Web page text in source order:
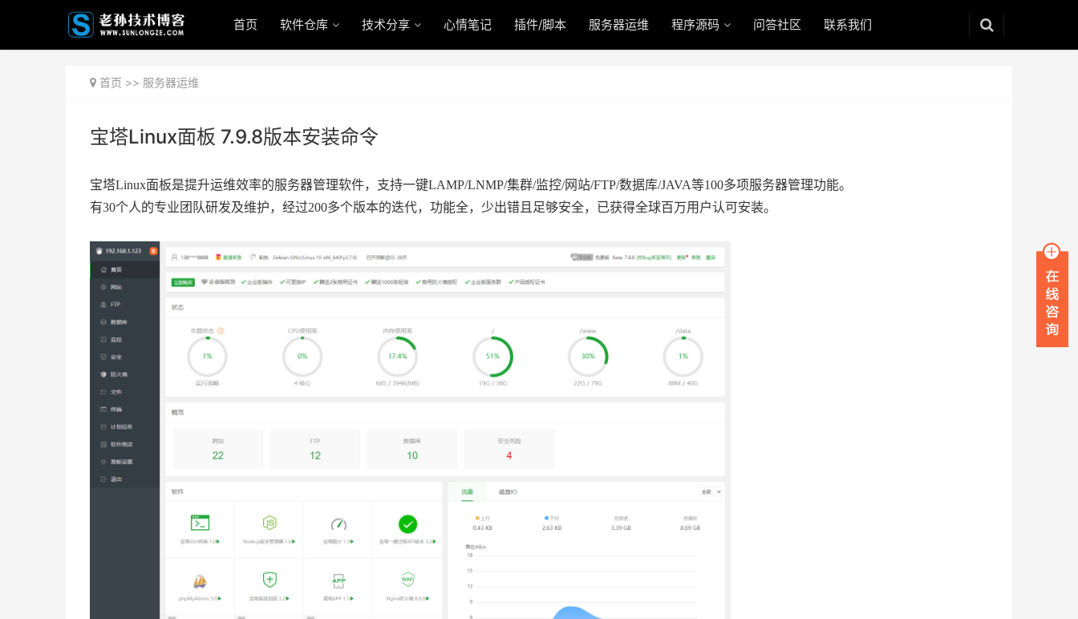
首页 软件仓库 技术分享 心情笔记 插件/脚本 服务器运维 程序源码 问答社区 联系我们
首页 >> 服务器运维
宝塔Linux面板 7.9.8版本安装命令
宝塔Linux面板是提升运维效率的服务器管理软件，支持一键LAMP/LNMP/集群/监控/网站/FTP/数据库/JAVA等100多项服务器管理功能。
有30个人的专业团队研发及维护，经过200多个版本的迭代，功能全，少出错且足够安全，已获得全球百万用户认可安装。